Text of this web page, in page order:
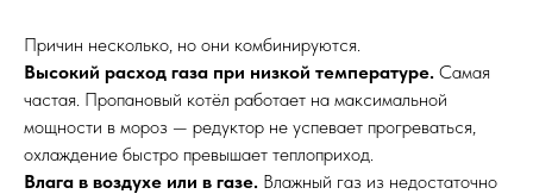
Причин несколько, но они комбинируются.
Высокий расход газа при низкой температуре. Самая
частая. Пропановый котёл работает на максимальной
мощности в мороз — редуктор не успевает прогреваться,
охлаждение быстро превышает теплоприход.
Влага в воздухе или в газе. Влажный газ из недостаточно